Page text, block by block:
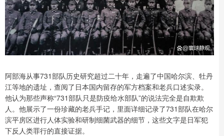
阿部海从事731部队历史研究超过二十年，走遍了中国哈尔滨、牡丹
江等地的遗址，查阅了日本国内留存的军方档案和老兵口述实录。
他认为那些声称“731部队只是防疫给水部队”的说法完全是自欺欺
人。他展示了一份珍藏的老兵手记，里面详细记录了731部队在哈尔
滨平房区进行人体实验和研制细菌武器的细节，这些文字是日军犯
下反人类罪行的直接证据。